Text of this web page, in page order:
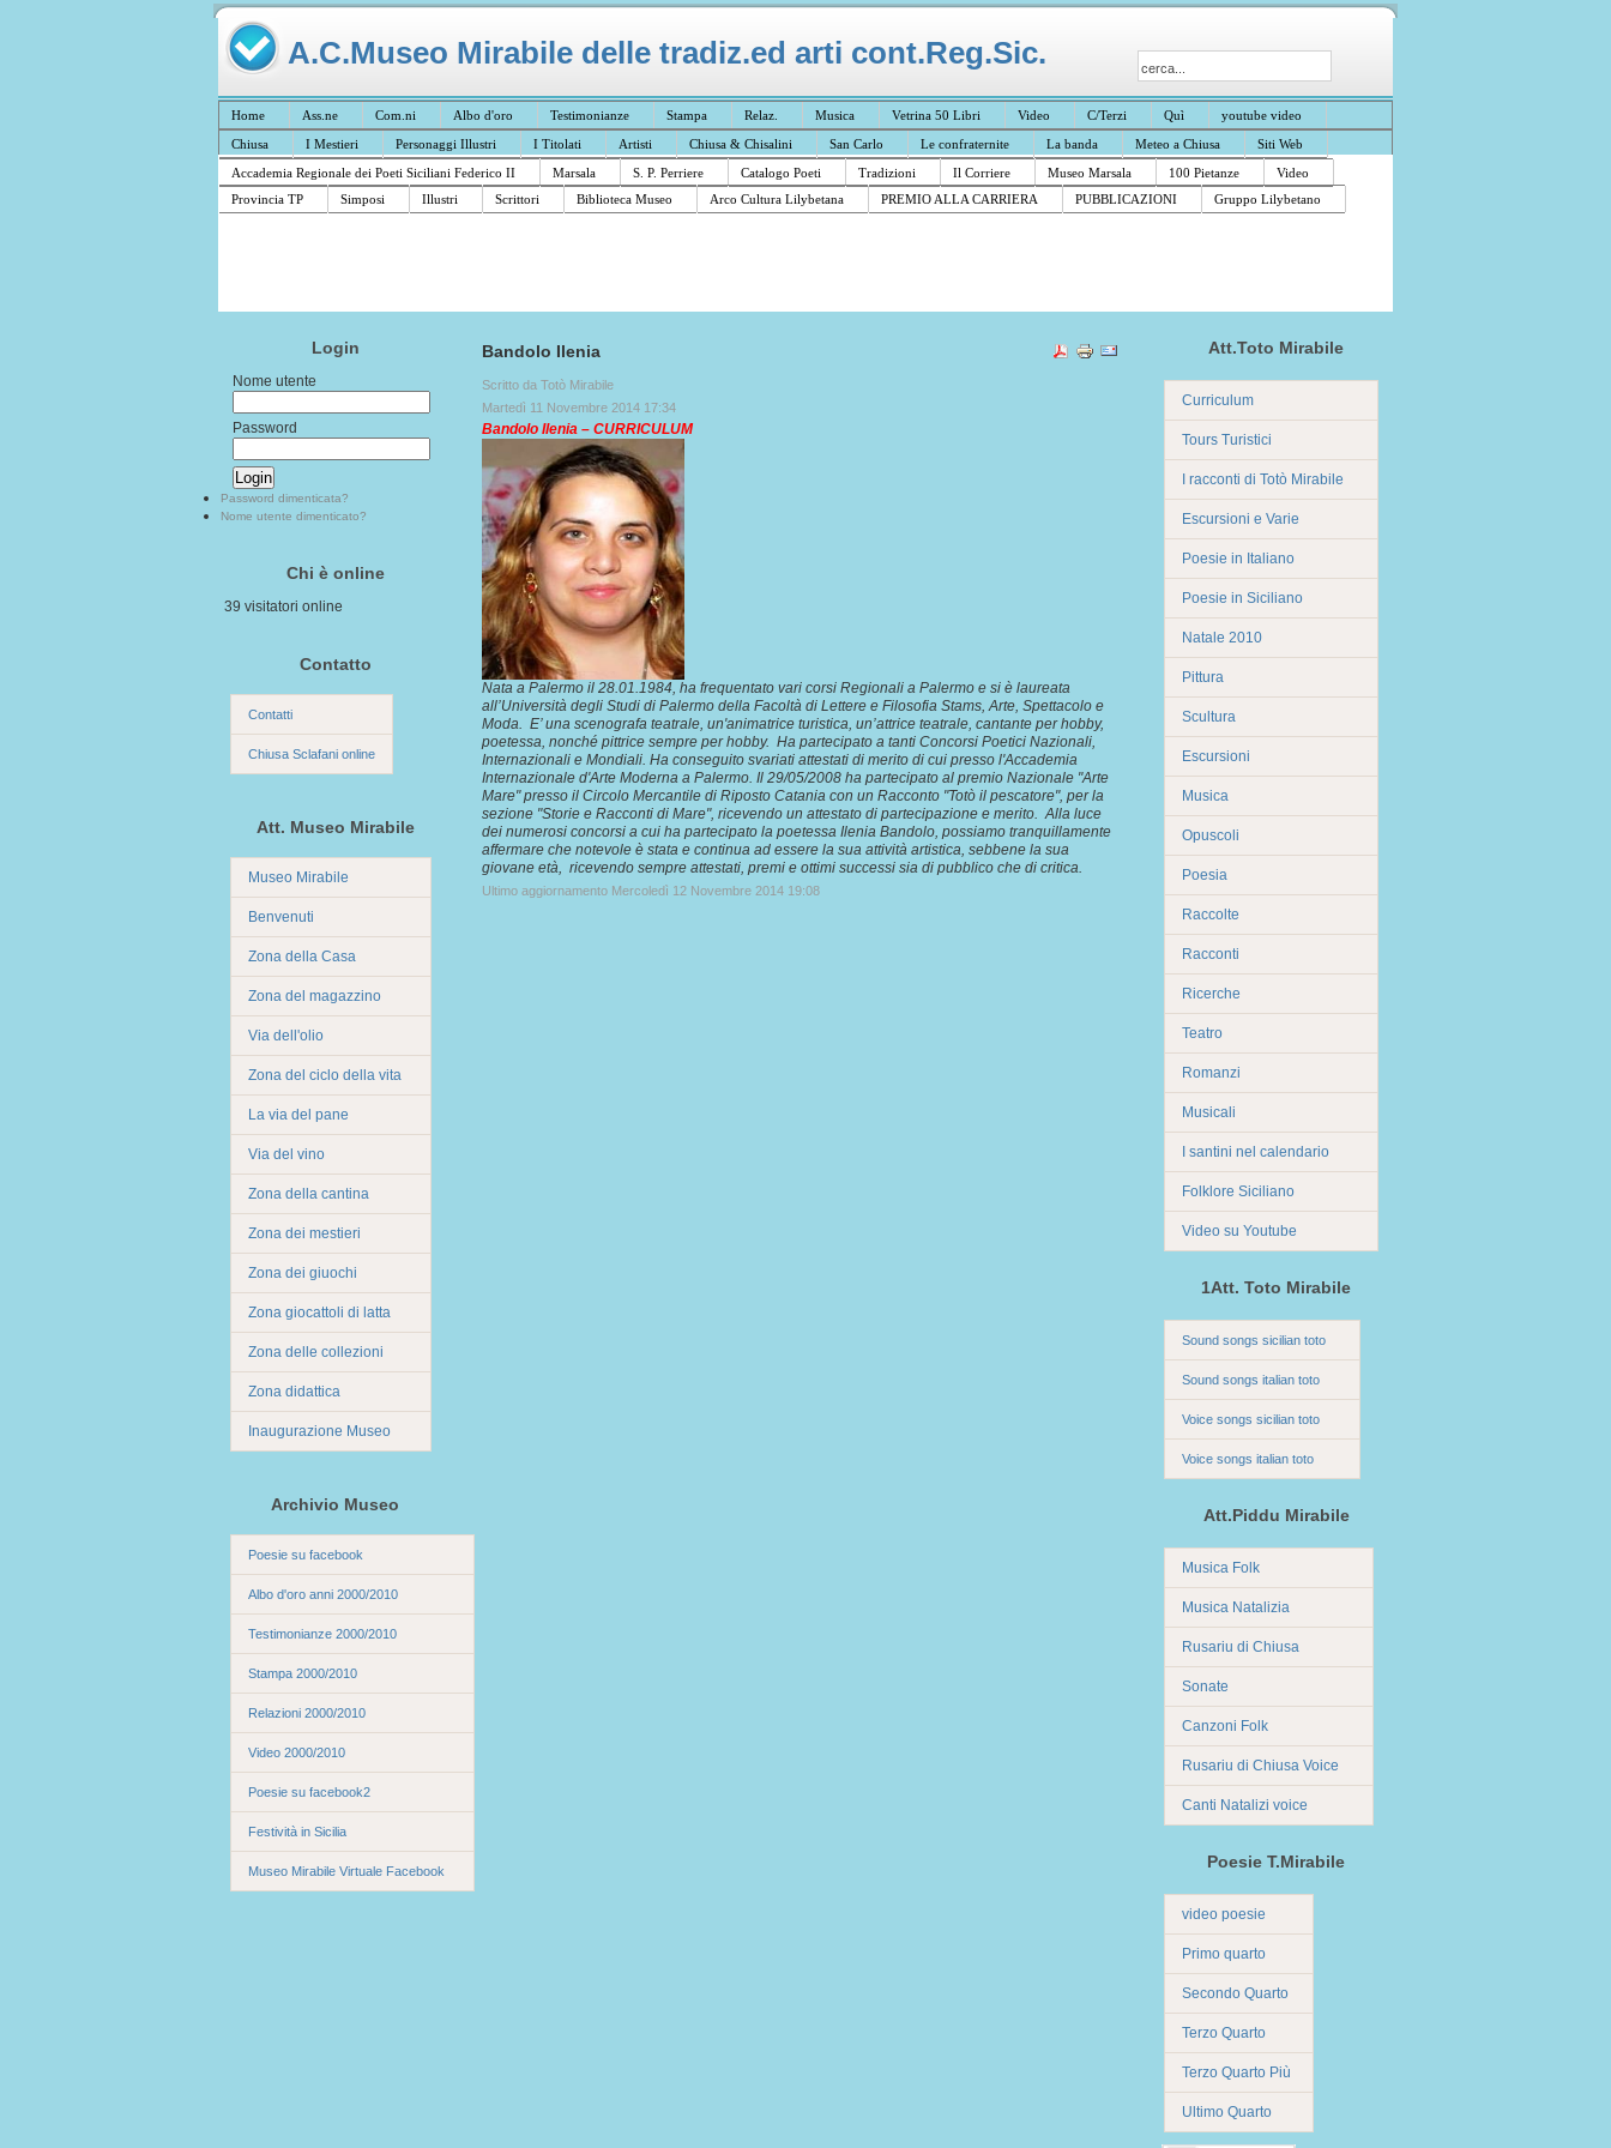
A.C.Museo Mirabile delle tradiz.ed arti cont.Reg.Sic.
Home Ass.ne Com.ni Albo d'oro Testimonianze Stampa Relaz. Musica Vetrina 50 Libri Video C/Terzi Quì
youtube video
Chiusa
I Mestieri Personaggi Illustri I Titolati Artisti Chiusa & Chisalini San Carlo Le confraternite La banda Meteo a Chiusa
Siti Web
Accademia Regionale dei Poeti Siciliani Federico II
Marsala S. P. Perriere Catalogo Poeti Tradizioni Il Corriere Museo Marsala 100 Pietanze
Video
Provincia TP
Simposi Illustri Scrittori Biblioteca Museo Arco Cultura Lilybetana PREMIO ALLA CARRIERA PUBBLICAZIONI Gruppo Lilybetano
Login
Nome utente
Password
Password dimenticata?
Nome utente dimenticato?
Chi è online
39 visitatori online
Contatto
Contatti
Chiusa Sclafani online
Att. Museo Mirabile
Museo Mirabile
Benvenuti
Zona della Casa
Zona del magazzino
Via dell'olio
Zona del ciclo della vita
La via del pane
Via del vino
Zona della cantina
Zona dei mestieri
Zona dei giuochi
Zona giocattoli di latta
Zona delle collezioni
Zona didattica
Inaugurazione Museo
Archivio Museo
Poesie su facebook
Albo d'oro anni 2000/2010
Testimonianze 2000/2010
Stampa 2000/2010
Relazioni 2000/2010
Video 2000/2010
Poesie su facebook2
Festività in Sicilia
Museo Mirabile Virtuale Facebook
Bandolo Ilenia
Scritto da Totò Mirabile
Martedì 11 Novembre 2014 17:34
Bandolo Ilenia – CURRICULUM
Nata a Palermo il 28.01.1984, ha frequentato vari corsi Regionali a Palermo e si è laureata
all’Università degli Studi di Palermo della Facoltà di Lettere e Filosofia Stams, Arte, Spettacolo e
Moda. E’ una scenografa teatrale, un'animatrice turistica, un’attrice teatrale, cantante per hobby,
poetessa, nonché pittrice sempre per hobby. Ha partecipato a tanti Concorsi Poetici Nazionali,
Internazionali e Mondiali. Ha conseguito svariati attestati di merito di cui presso l'Accademia
Internazionale d'Arte Moderna a Palermo. Il 29/05/2008 ha partecipato al premio Nazionale "Arte
Mare" presso il Circolo Mercantile di Riposto Catania con un Racconto "Totò il pescatore", per la
sezione "Storie e Racconti di Mare", ricevendo un attestato di partecipazione e merito. Alla luce
dei numerosi concorsi a cui ha partecipato la poetessa Ilenia Bandolo, possiamo tranquillamente
affermare che notevole è stata e continua ad essere la sua attività artistica, sebbene la sua
giovane età, ricevendo sempre attestati, premi e ottimi successi sia di pubblico che di critica.
Ultimo aggiornamento Mercoledì 12 Novembre 2014 19:08
Att.Toto Mirabile
Curriculum
Tours Turistici
I racconti di Totò Mirabile
Escursioni e Varie
Poesie in Italiano
Poesie in Siciliano
Natale 2010
Pittura
Scultura
Escursioni
Musica
Opuscoli
Poesia
Raccolte
Racconti
Ricerche
Teatro
Romanzi
Musicali
I santini nel calendario
Folklore Siciliano
Video su Youtube
1Att. Toto Mirabile
Sound songs sicilian toto
Sound songs italian toto
Voice songs sicilian toto
Voice songs italian toto
Att.Piddu Mirabile
Musica Folk
Musica Natalizia
Rusariu di Chiusa
Sonate
Canzoni Folk
Rusariu di Chiusa Voice
Canti Natalizi voice
Poesie T.Mirabile
video poesie
Primo quarto
Secondo Quarto
Terzo Quarto
Terzo Quarto Più
Ultimo Quarto